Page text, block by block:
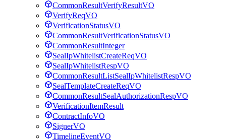
CommonResultVerifyResultVO
VerifyReqVO
VerificationStatusVO
CommonResultVerificationStatusVO
CommonResultInteger
SealIpWhitelistCreateReqVO
SealIpWhitelistRespVO
CommonResultListSealIpWhitelistRespVO
SealTemplateCreateReqVO
CommonResultSealAuthorizationRespVO
VerificationItemResult
ContractInfoVO
SignerVO
TimelineEventVO